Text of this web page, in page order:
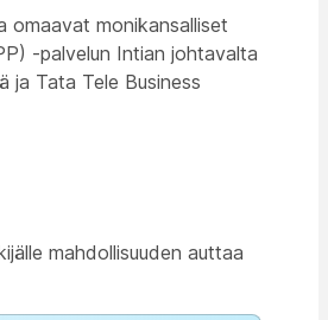
monikansalliset
-palvelun Intian johtavalta
ja Tata Tele Business
mahdollisuuden auttaa